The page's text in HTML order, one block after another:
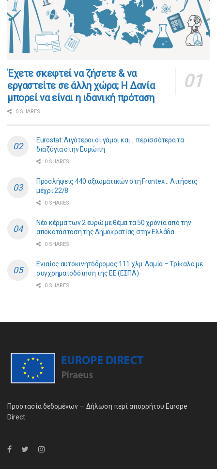
​​Έχετε σκεφτεί να ζήσετε & να
εργαστείτε σε άλλη χώρα; Η Δανία
μπορεί να είναι η ιδανική πρόταση
0 SHARES
Eurostat: Λιγότεροι οι γάμοι και… περισσότερα τα
διαζύγια στην Ευρώπη
0 SHARES
Προσλήψεις 440 αξιωματικών στη Frontex… Αιτήσεις
μέχρι 22/8
0 SHARES
Νέο κέρμα των 2 ευρώ με θέμα τα 50 χρόνια από την
αποκατάσταση της Δημοκρατίας στην Ελλάδα
0 SHARES
Ενιαίος αυτοκινητόδρομος 111 χλμ. Λαμία – Τρίκαλα με
συγχρηματοδότηση της ΕE (ΕΣΠΑ)
0 SHARES
Προστασία δεδομένων — Δήλωση περί απορρήτου Europe
Direct